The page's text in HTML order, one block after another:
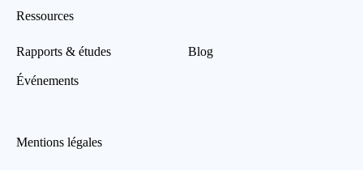
Ressources
Rapports & études
Événements
Blog
Mentions légales